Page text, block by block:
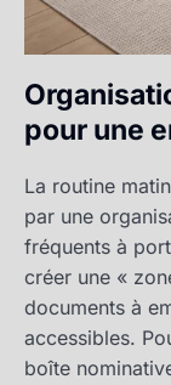
pour une
La routine
par une
fréquents à
créer une «
documents à
accessibles.
boîte